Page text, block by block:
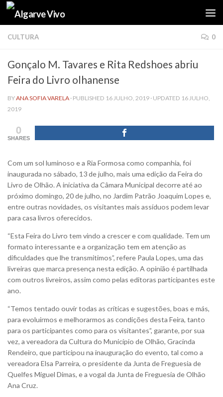
Skip to content
CULTURA 0
Gonçalo M. Tavares e Rita Redshoes abriu
Feira do Livro olhanense
BYANA SOFIA VARELA · PUBLISHED 16 JULHO, 2019 · UPDATED 16 JULHO,
2019
0
SHARES
Com um sol luminoso e a Ria Formosa como companhia, foi
inaugurada no sábado, 13 de julho, mais uma edição da Feira do
Livro de Olhão. A iniciativa da Câmara Municipal decorre até ao
próximo domingo, 20 de julho, no Jardim Patrão Joaquim Lopes e,
entre outras novidades, os visitantes mais assíduos podem levar
para casa livros oferecidos.
“Esta Feira do Livro tem vindo a crescer e com qualidade. Tem um
formato interessante e a organização tem em atenção as
dificuldades que lhe transmitimos”, refere Paula Lopes, uma das
livreiras que marca presença nesta edição. A opinião é partilhada
com outros livreiros, assim como pelas editoras participantes este
ano.
“Temos tentado ouvir todas as críticas e sugestões, boas e más,
para evoluirmos e melhorarmos as condições desta Feira, tanto
para os participantes como para os visitantes”, garante, por sua
vez, a vereadora da Cultura do Município de Olhão, Gracinda
Rendeiro, que participou na inauguração do evento, tal como a
vereadora Elsa Parreira, o presidente da Junta de Freguesia de
Quelfes Miguel Dimas, e a vogal da Junta de Freguesia de Olhão
Ana Cruz.